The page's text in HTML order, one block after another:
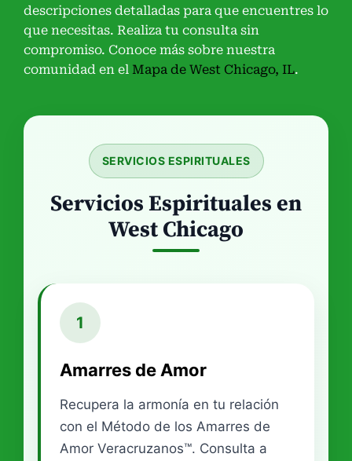
descripciones detalladas para que encuentres lo
que necesitas. Realiza tu consulta sin
compromiso. Conoce más sobre nuestra
comunidad en el Mapa de West Chicago, IL.
SERVICIOS ESPIRITUALES
Servicios Espirituales en
West Chicago
1
Amarres de Amor
Recupera la armonía en tu relación
con el Método de los Amarres de
Amor Veracruzanos™. Consulta a